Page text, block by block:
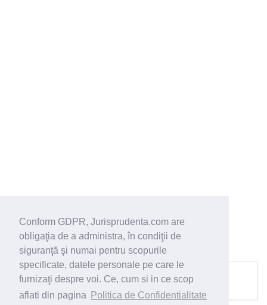
Conform GDPR, Jurisprudenta.com are
obligaţia de a administra, în condiţii de
siguranţă şi numai pentru scopurile
specificate, datele personale pe care le
furnizaţi despre voi. Ce, cum si in ce scop
aflati din pagina
Politica de Confidentialitate
Pagina urmatoare